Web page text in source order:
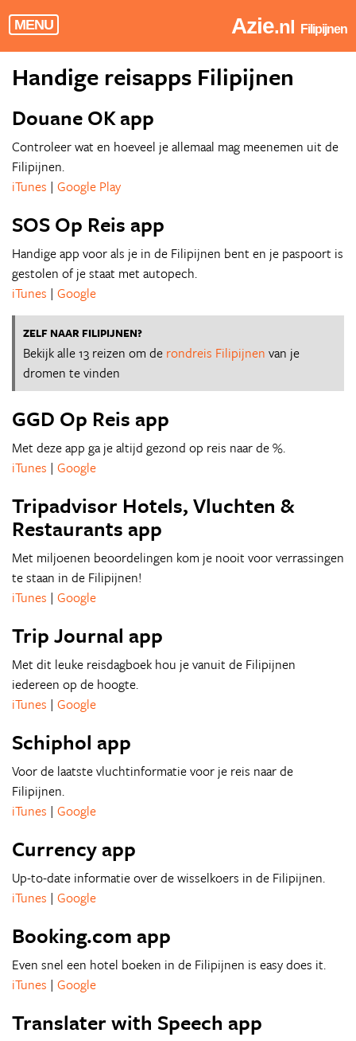
MENU Azie.nl Filipijnen
Handige reisapps Filipijnen
Douane OK app
Controleer wat en hoeveel je allemaal mag meenemen uit de
Filipijnen.
iTunes | Google Play
SOS Op Reis app
Handige app voor als je in de Filipijnen bent en je paspoort is
gestolen of je staat met autopech.
iTunes | Google
ZELF NAAR FILIPIJNEN?
Bekijk alle 13 reizen om de rondreis Filipijnen van je
dromen te vinden
GGD Op Reis app
Met deze app ga je altijd gezond op reis naar de %.
iTunes | Google
Tripadvisor Hotels, Vluchten &
Restaurants app
Met miljoenen beoordelingen kom je nooit voor verrassingen
te staan in de Filipijnen!
iTunes | Google
Trip Journal app
Met dit leuke reisdagboek hou je vanuit de Filipijnen
iedereen op de hoogte.
iTunes | Google
Schiphol app
Voor de laatste vluchtinformatie voor je reis naar de
Filipijnen.
iTunes | Google
Currency app
Up-to-date informatie over de wisselkoers in de Filipijnen.
iTunes | Google
Booking.com app
Even snel een hotel boeken in de Filipijnen is easy does it.
iTunes | Google
Translater with Speech app